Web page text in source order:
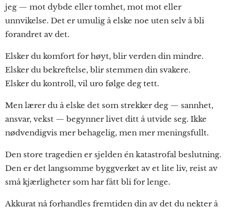
jeg — mot dybde eller tomhet, mot mot eller
unnvikelse. Det er umulig å elske noe uten selv å bli
forandret av det.
Elsker du komfort for høyt, blir verden din mindre.
Elsker du bekreftelse, blir stemmen din svakere.
Elsker du kontroll, vil uro følge deg tett.
Men lærer du å elske det som strekker deg — sannhet,
ansvar, vekst — begynner livet ditt å utvide seg. Ikke
nødvendigvis mer behagelig, men mer meningsfullt.
Den store tragedien er sjelden én katastrofal beslutning.
Den er det langsomme byggverket av et lite liv, reist av
små kjærligheter som har fått bli for lenge.
Akkurat nå forhandles fremtiden din av det du nekter å